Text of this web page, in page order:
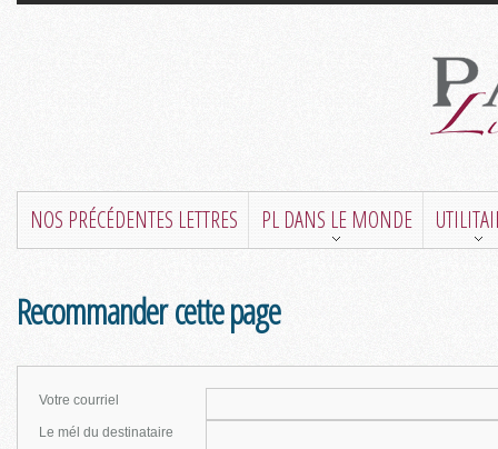
NOS PRÉCÉDENTES LETTRES PL DANS LE MONDE
Recommander cette page
Votre courriel
Le mél du destinataire